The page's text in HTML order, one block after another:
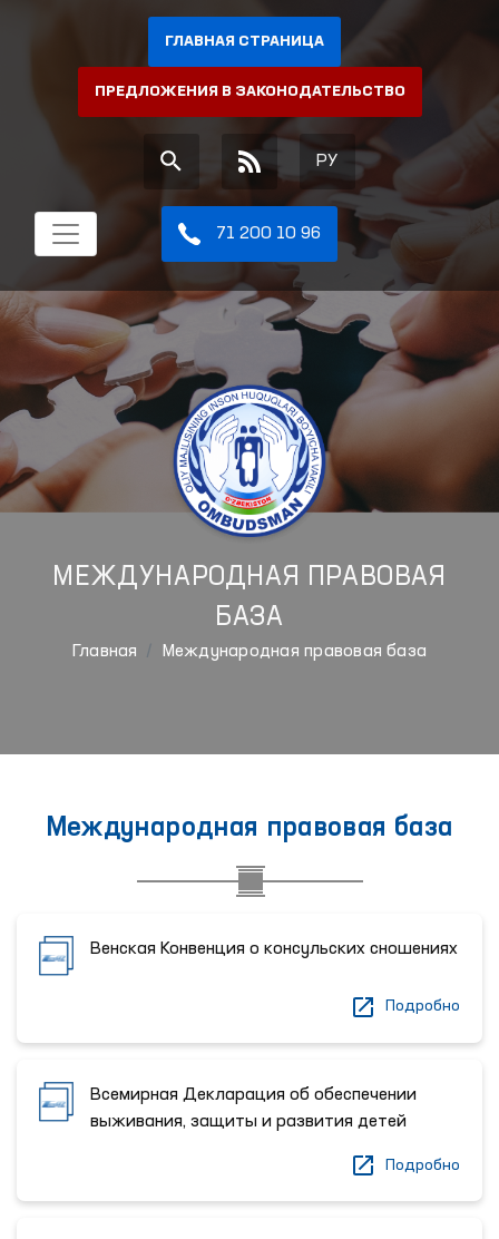
ГЛАВНАЯ СТРАНИЦА
ПРЕДЛОЖЕНИЯ В ЗАКОНОДАТЕЛЬСТВО
РУ
71 200 10 96
МЕЖДУНАРОДНАЯ ПРАВОВАЯ
БАЗА
Главная Международная правовая база
Международная правовая база
Венская Конвенция о консульских сношениях
Подробно
Всемирная Декларация об обеспечении
выживания, защиты и развития детей
Подробно